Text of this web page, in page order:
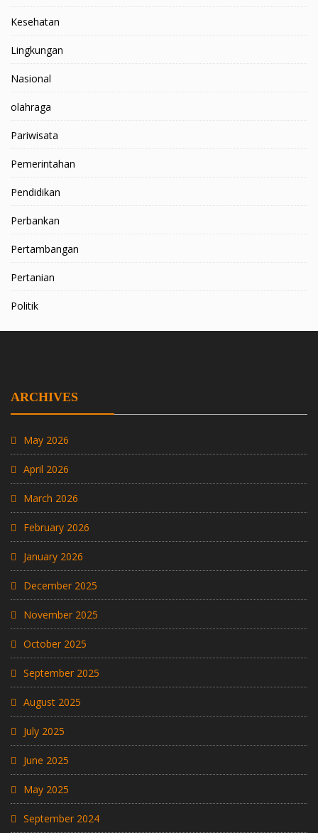
Kesehatan
Lingkungan
Nasional
olahraga
Pariwisata
Pemerintahan
Pendidikan
Perbankan
Pertambangan
Pertanian
Politik
ARCHIVES
May 2026
April 2026
March 2026
February 2026
January 2026
December 2025
November 2025
October 2025
September 2025
August 2025
July 2025
June 2025
May 2025
September 2024